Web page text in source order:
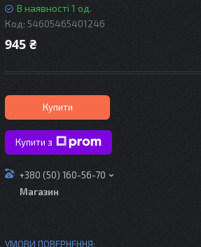
В наявності 1 од.
Код: 54605465401246
945 ₴
Купити
Купити з
+380 (50) 160-56-70
Магазин